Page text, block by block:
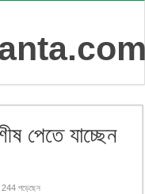
পেতে যাচ্ছেন
244 পড়েছেন